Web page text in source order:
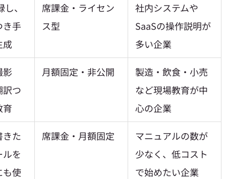
、
き手
成
席課金・ライセン
ス型
社内システムや
SaaSの操作説明が
多い企業
影
訳つ
育
月額固定・非公開
製造・飲食・小売
など現場教育が中
心の企業
きた
を
も使
席課金・月額固定
マニュアルの数が
少なく、低コスト
で始めたい企業